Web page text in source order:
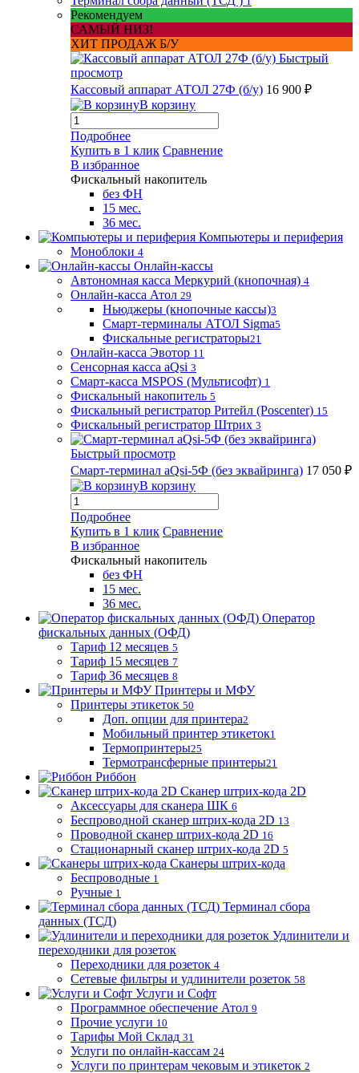
Рекомендуем
САМЫЙ НИЗ!
ХИТ ПРОДАЖ Б/У
Быстрый
просмотр
Кассовый аппарат АТОЛ 27Ф (б/у) 16 900 ₽
В корзину
Подробнее
Купить в 1 клик Сравнение
В избранное
Фискальный накопитель
без ФН
15 мес.
36 мес.
Компьютеры и периферия
Моноблоки 4
Онлайн-кассы
Автономная касса Меркурий (кнопочная) 4
Онлайн-касса Атол 29
Ньюджеры (кнопочные кассы)3
Смарт-терминалы АТОЛ Sigma5
Фискальные регистраторы21
Онлайн-касса Эвотор 11
Сенсорная касса aQsi 3
Смарт-касса MSPOS (Мультисофт) 1
Фискальный накопитель 5
Фискальный регистратор Ритейл (Poscenter) 15
Фискальный регистратор Штрих 3
Быстрый просмотр
Смарт-терминал aQsi-5Ф (без эквайринга) 17 050 ₽
В корзину
Подробнее
Купить в 1 клик Сравнение
В избранное
Фискальный накопитель
без ФН
15 мес.
36 мес.
Оператор
фискальных данных (ОФД)
Тариф 12 месяцев 5
Тариф 15 месяцев 7
Тариф 36 месяцев 8
Принтеры и МФУ
Принтеры этикеток 50
Доп. опции для принтера2
Мобильный принтер этикеток1
Термопринтеры25
Термотрансферные принтеры21
Риббон
Сканер штрих-кода 2D
Аксессуары для сканера ШК 6
Беспроводной сканер штрих-кода 2D 13
Проводной сканер штрих-кода 2D 16
Стационарный сканер штрих-кода 2D 5
Сканеры штрих-кода
Беспроводные 1
Ручные 1
Терминал сбора
данных (ТСД)
Удлинители и
переходники для розеток
Переходники для розеток 4
Сетевые фильтры и удлинители розеток 58
Услуги и Софт
Программное обеспечение Атол 9
Прочие услуги 10
Тарифы Мой Склад 31
Услуги по онлайн-кассам 24
Услуги по принтерам чековым и этикеток 2